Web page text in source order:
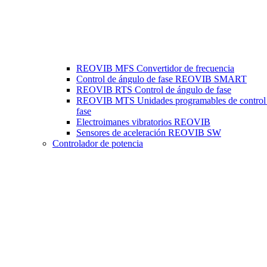
REOVIB MFS Convertidor de frecuencia
Control de ángulo de fase REOVIB SMART
REOVIB RTS Control de ángulo de fase
REOVIB MTS Unidades programables de control
fase
Electroimanes vibratorios REOVIB
Sensores de aceleración REOVIB SW
Controlador de potencia